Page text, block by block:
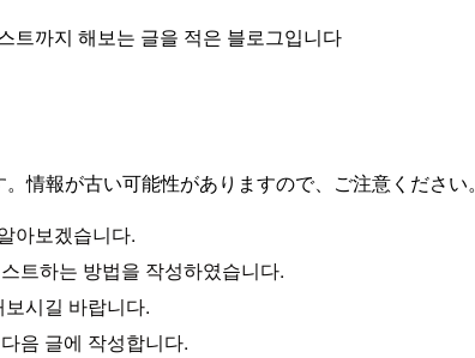
트까지 해보는 글을 적은 블로그입니다
情報が古い可能性がありますので、ご注意ください。
아보겠습니다.
트하는 방법을 작성하였습니다.
시길 바랍니다.
음 글에 작성합니다.